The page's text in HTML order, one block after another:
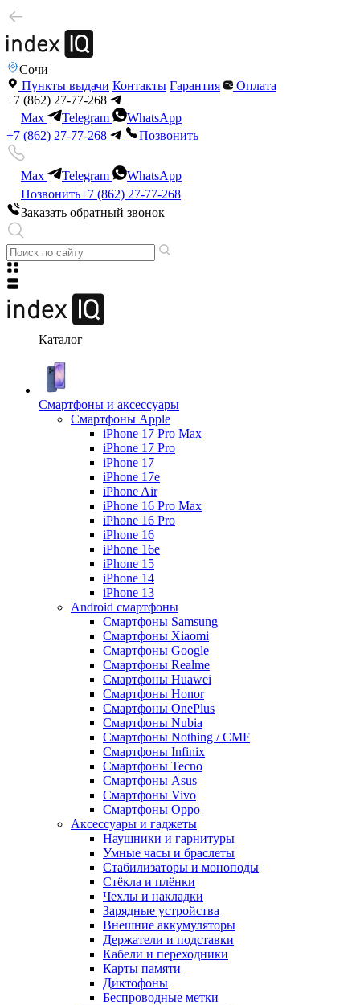
Сочи
Пункты выдачи Контакты Гарантия
Оплата
+7 (862) 27-77-268
Max
Telegram
WhatsApp
+7 (862) 27-77-268
Позвонить
Max Telegram
WhatsApp
Позвонить+7 (862) 27-77-268
Заказать обратный звонок
Каталог
Смартфоны и аксессуары
Смартфоны Apple
iPhone 17 Pro Max
iPhone 17 Pro
iPhone 17
iPhone 17e
iPhone Air
iPhone 16 Pro Max
iPhone 16 Pro
iPhone 16
iPhone 16e
iPhone 15
iPhone 14
iPhone 13
Android cмартфоны
Смартфоны Samsung
Смартфоны Xiaomi
Смартфоны Google
Смартфоны Realme
Смартфоны Huawei
Смартфоны Honor
Смартфоны OnePlus
Смартфоны Nubia
Смартфоны Nothing / CMF
Смартфоны Infinix
Смартфоны Tecno
Смартфоны Asus
Смартфоны Vivo
Смартфоны Oppo
Аксессуары и гаджеты
Наушники и гарнитуры
Умные часы и браслеты
Стабилизаторы и моноподы
Стёкла и плёнки
Чехлы и накладки
Зарядные устройства
Внешние аккумуляторы
Держатели и подставки
Кабели и переходники
Карты памяти
Диктофоны
Беспроводные метки